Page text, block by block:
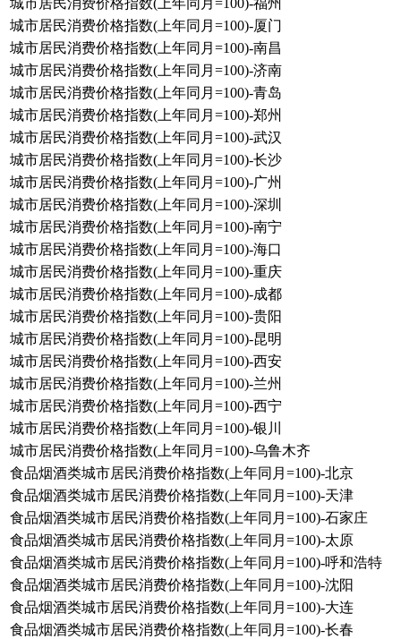
城市居民消费价格指数(上年同月=100)-福州
城市居民消费价格指数(上年同月=100)-厦门
城市居民消费价格指数(上年同月=100)-南昌
城市居民消费价格指数(上年同月=100)-济南
城市居民消费价格指数(上年同月=100)-青岛
城市居民消费价格指数(上年同月=100)-郑州
城市居民消费价格指数(上年同月=100)-武汉
城市居民消费价格指数(上年同月=100)-长沙
城市居民消费价格指数(上年同月=100)-广州
城市居民消费价格指数(上年同月=100)-深圳
城市居民消费价格指数(上年同月=100)-南宁
城市居民消费价格指数(上年同月=100)-海口
城市居民消费价格指数(上年同月=100)-重庆
城市居民消费价格指数(上年同月=100)-成都
城市居民消费价格指数(上年同月=100)-贵阳
城市居民消费价格指数(上年同月=100)-昆明
城市居民消费价格指数(上年同月=100)-西安
城市居民消费价格指数(上年同月=100)-兰州
城市居民消费价格指数(上年同月=100)-西宁
城市居民消费价格指数(上年同月=100)-银川
城市居民消费价格指数(上年同月=100)-乌鲁木齐
食品烟酒类城市居民消费价格指数(上年同月=100)-北京
食品烟酒类城市居民消费价格指数(上年同月=100)-天津
食品烟酒类城市居民消费价格指数(上年同月=100)-石家庄
食品烟酒类城市居民消费价格指数(上年同月=100)-太原
食品烟酒类城市居民消费价格指数(上年同月=100)-呼和浩特
食品烟酒类城市居民消费价格指数(上年同月=100)-沈阳
食品烟酒类城市居民消费价格指数(上年同月=100)-大连
食品烟酒类城市居民消费价格指数(上年同月=100)-长春